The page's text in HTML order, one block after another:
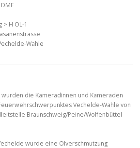
H ÖL-1
Wahle
die Kameradinnen und Kameraden
Vechelde-Wahle von
Braunschweig/Peine/Wolfenbüttel
wurde eine Ölverschmutzung